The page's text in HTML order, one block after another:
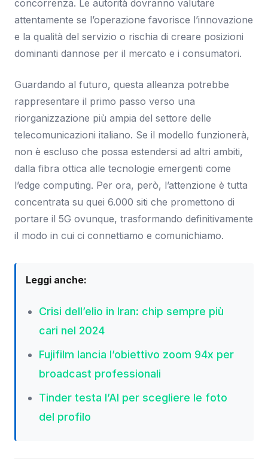
concorrenza. Le autorità dovranno valutare
attentamente se l’operazione favorisce l’innovazione
e la qualità del servizio o rischia di creare posizioni
dominanti dannose per il mercato e i consumatori.
Guardando al futuro, questa alleanza potrebbe
rappresentare il primo passo verso una
riorganizzazione più ampia del settore delle
telecomunicazioni italiano. Se il modello funzionerà,
non è escluso che possa estendersi ad altri ambiti,
dalla fibra ottica alle tecnologie emergenti come
l’edge computing. Per ora, però, l’attenzione è tutta
concentrata su quei 6.000 siti che promettono di
portare il 5G ovunque, trasformando definitivamente
il modo in cui ci connettiamo e comunichiamo.
Leggi anche:
Crisi dell’elio in Iran: chip sempre più
cari nel 2024
Fujifilm lancia l’obiettivo zoom 94x per
broadcast professionali
Tinder testa l’AI per scegliere le foto
del profilo